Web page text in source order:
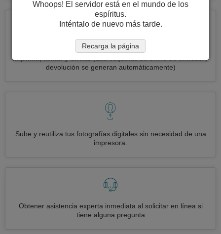
Reduce your solicitud de visa Bermudas a
imprimir, firmar y enviar
(Las etiquetas de envío de entrada y
devolución se generan automáticamente)
Sube y reutiliza tus fotografías digitales sin necesidad de una
impresora.
Obtener asistencia experta inmediata al solicitar en línea si
tiene alguna pregunta
Whoops! El servidor está en el mundo de los
espíritus.
Inténtalo de nuevo más tarde.
Recarga la página